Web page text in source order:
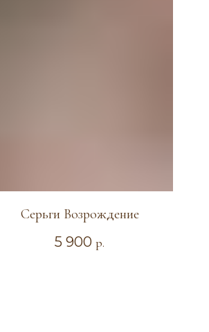
Серьги Возрождение
5 900 р.